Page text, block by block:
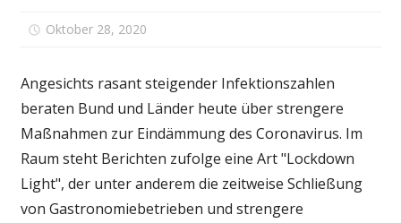
Oktober 28, 2020
wenn
Deutschland
nicht
in
den
Angesichts rasant steigender Infektionszahlen
beraten Bund und Länder heute über strengere
Maßnahmen zur Eindämmung des Coronavirus. Im
Raum steht Berichten zufolge eine Art "Lockdown
Light", der unter anderem die zeitweise Schließung
von Gastronomiebetrieben und strengere